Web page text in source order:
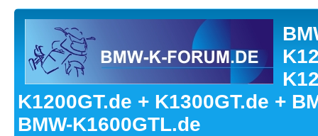
K1200GT.de + K1300GT.de +
BMW-K1600GTL.de